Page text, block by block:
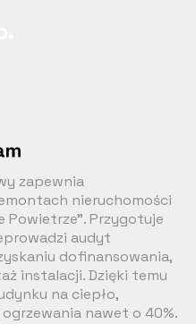
zapewnia
nieruchomości
Powietrze”. Przygotuje
audyt
dofinansowania,
instalacji. Dzięki temu
na ciepło,
nawet o 40%.